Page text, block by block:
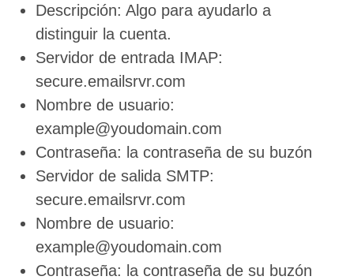
Descripción: Algo para ayudarlo a
distinguir la cuenta.
Servidor de entrada IMAP:
secure.emailsrvr.com
Nombre de usuario:
example@youdomain.com
Contraseña: la contraseña de su buzón
Servidor de salida SMTP:
secure.emailsrvr.com
Nombre de usuario:
example@youdomain.com
Contraseña: la contraseña de su buzón